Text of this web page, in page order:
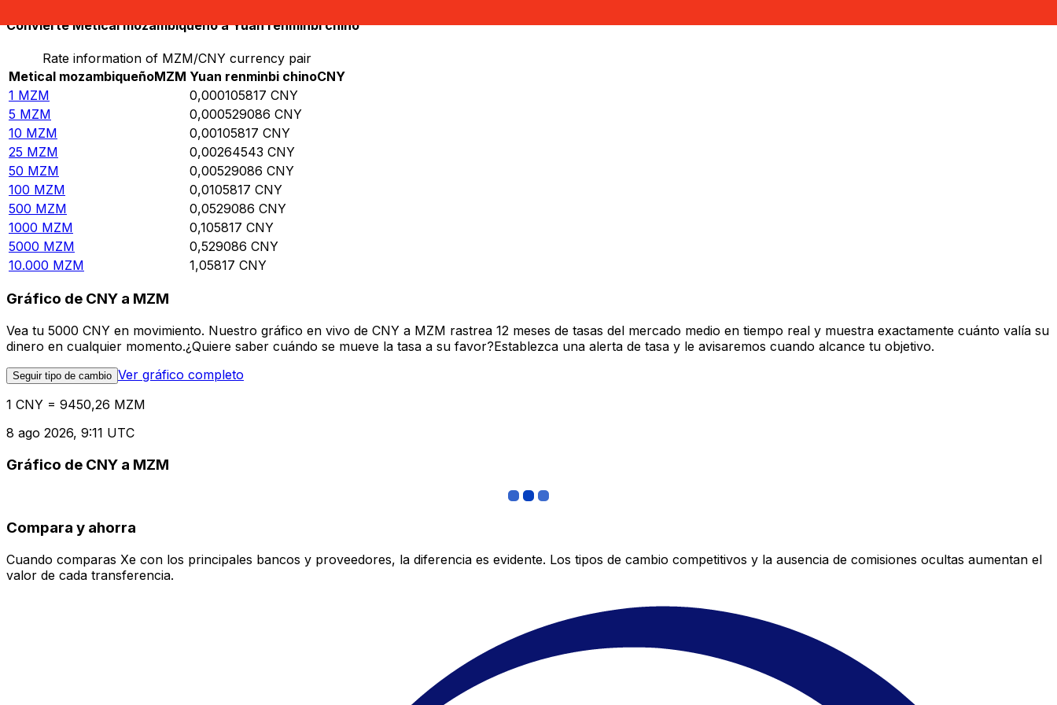
Convierte Metical mozambiqueño a Yuan renminbi chino
Rate information of MZM/CNY currency pair
Metical mozambiqueñoMZM Yuan renminbi chinoCNY
1 MZM 0,000105817 CNY
5 MZM 0,000529086 CNY
10 MZM 0,00105817 CNY
25 MZM 0,00264543 CNY
50 MZM 0,00529086 CNY
100 MZM 0,0105817 CNY
500 MZM 0,0529086 CNY
1000 MZM 0,105817 CNY
5000 MZM 0,529086 CNY
10.000 MZM 1,05817 CNY
Gráfico de CNY a MZM
Vea tu 5000 CNY en movimiento. Nuestro gráfico en vivo de CNY a MZM rastrea 12 meses de tasas del mercado medio en tiempo real y muestra exactamente cuánto valía su
dinero en cualquier momento.¿Quiere saber cuándo se mueve la tasa a su favor?Establezca una alerta de tasa y le avisaremos cuando alcance tu objetivo.
Seguir tipo de cambio Ver gráfico completo
1 CNY = 9450,26 MZM
8 ago 2026, 9:11 UTC
Gráfico de CNY a MZM
Compara y ahorra
Cuando comparas Xe con los principales bancos y proveedores, la diferencia es evidente. Los tipos de cambio competitivos y la ausencia de comisiones ocultas aumentan el
valor de cada transferencia.